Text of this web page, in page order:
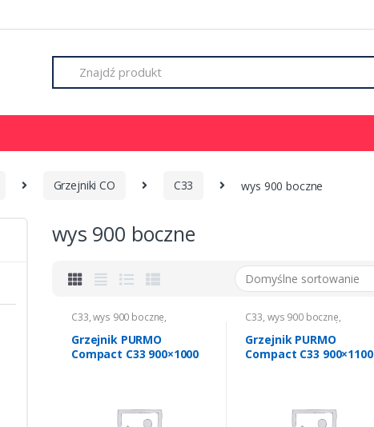
S
a
c
f
:Grzejniki CO C33 wys 900 boczne
wys 900 boczne
C33,wys 900 boczne,
Ogrzewanie Grzejniki CO
Grzejnik PURMO
Compact C33 900×1000
C33, wys 900 boczne,
Ogrzewanie Grzejniki CO
Grzejnik PURMO
Compact C33 900×1100